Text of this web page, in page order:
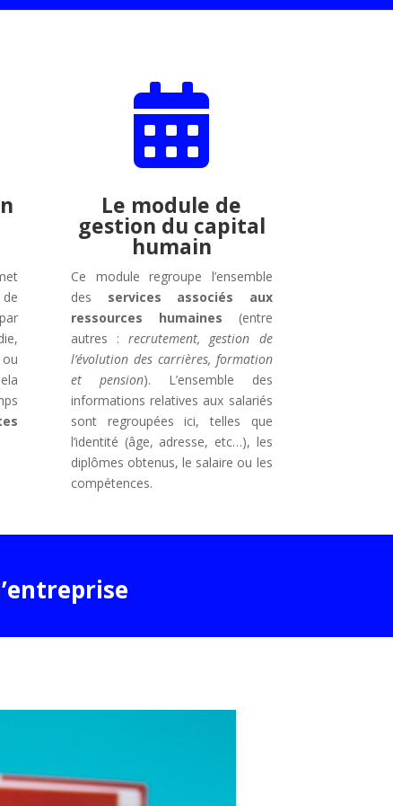

Le module de
gestion du capital
humain
Ce module regroupe l’ensemble
des services associés aux
ressources humaines (entre
autres :recrutement, gestion de
l’évolution des carrières, formation
et pension). L’ensemble des
informations relatives aux salariés
sont regroupées ici, telles que
l’identité (âge, adresse, etc…), les
diplômes obtenus, le salaire ou les
compétences.